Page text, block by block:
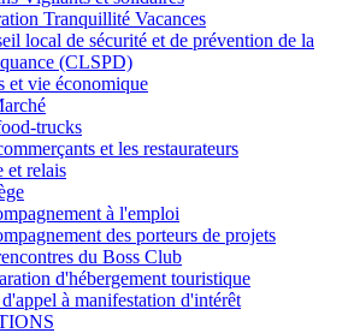
Tranquillité Vacances
local de sécurité et de prévention de la
(CLSPD)
et vie économique
trucks
et les restaurateurs
et relais
à l'emploi
des porteurs de projets
du Boss Club
d'hébergement touristique
à manifestation d'intérêt